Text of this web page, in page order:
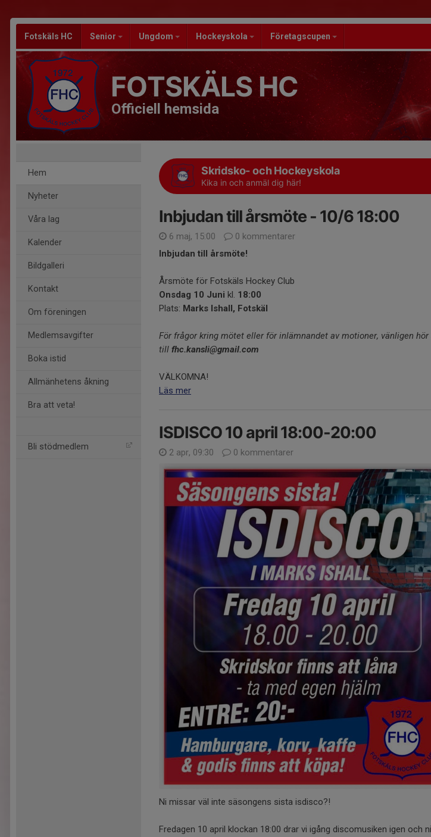
Fotskäls HC Senior Ungdom Hockeyskola Företagscupen
FOTSKÄLS HC
Officiell hemsida
Hem
Nyheter
Våra lag
Kalender
Bildgalleri
Kontakt
Om föreningen
Medlemsavgifter
Boka istid
Allmänhetens åkning
Bra att veta!
Bli stödmedlem
Skridsko- och Hockeyskola
Kika in och anmäl dig här!
Inbjudan till årsmöte - 10/6 18:00
6 maj, 15:00
0 kommentarer
Inbjudan till årsmöte!
Årsmöte för Fotskäls Hockey Club
Onsdag 10 Juni kl. 18:00
Plats: Marks Ishall, Fotskäl
För frågor kring mötet eller för inlämnandet av motioner, vänligen hör
till fhc.kansli@gmail.com
VÄLKOMNA!
Läs mer
ISDISCO 10 april 18:00-20:00
2 apr, 09:30 0 kommentarer
Ni missar väl inte säsongens sista isdisco?!
Fredagen 10 april klockan 18:00 drar vi igång discomusiken igen och